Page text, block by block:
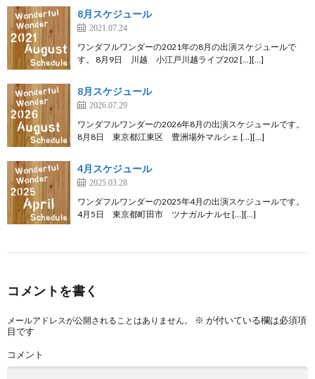
8月スケジュール
2021.07.24
ワンダフルワンダーの2021年の8月の出演スケジュールで
す。 8月9日 川越 小江戸川越ライブ202 […][…]
8月スケジュール
2026.07.29
ワンダフルワンダーの2026年8月の出演スケジュールです。
8月8日 東京都江東区 豊洲場外マルシェ […][…]
4月スケジュール
2025.03.28
ワンダフルワンダーの2025年4月の出演スケジュールです。
4月5日 東京都町田市 ツナガルナルセ […][…]
コメントを書く
メールアドレスが公開されることはありません。 ※ が付いている欄は必須項
目です
コメント